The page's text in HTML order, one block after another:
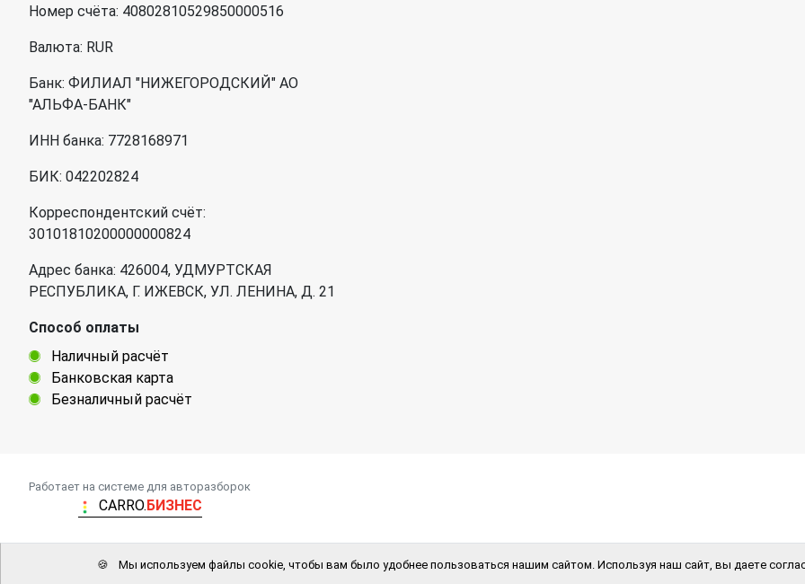
Номер счёта: 40802810529850000516
Валюта: RUR
Банк: ФИЛИАЛ "НИЖЕГОРОДСКИЙ" АО
"АЛЬФА-БАНК"
ИНН банка: 7728168971
БИК: 042202824
Корреспондентский счёт:
30101810200000000824
Адрес банка: 426004, УДМУРТСКАЯ
РЕСПУБЛИКА, Г. ИЖЕВСК, УЛ. ЛЕНИНА, Д. 21
Способ оплаты
Наличный расчёт
Банковская карта
Безналичный расчёт
Работает на системе для авторазборок
CARRO. БИЗНЕС
🍪 Мы используем файлы cookie, чтобы вам было удобнее пользоваться нашим сайтом. Используя наш сайт, вы даете